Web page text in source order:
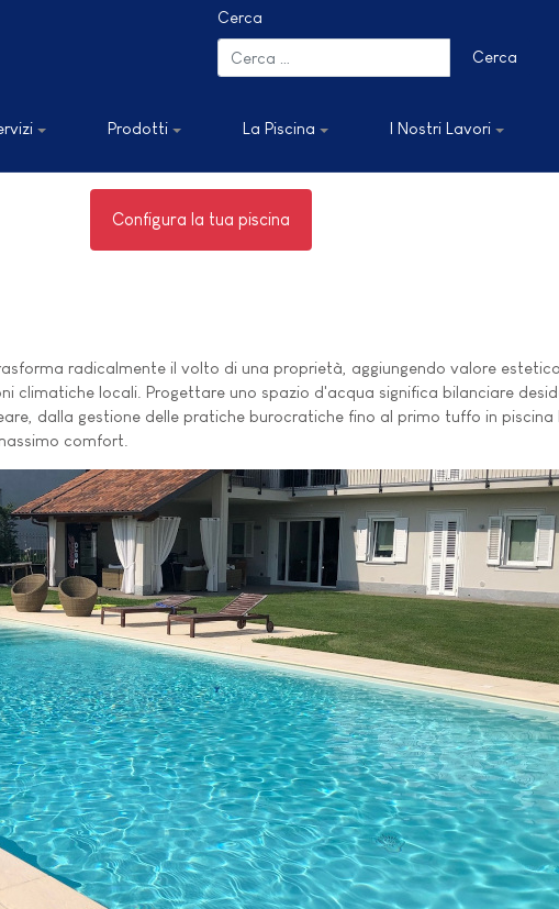
Cerca
Cerca
Prodotti La Piscina I Nostri Lavori
Configura la tua piscina
radicalmente il volto di una proprietà, aggiungendo valore
climatiche locali. Progettare uno spazio d'acqua significa bilanciare
dalla gestione delle pratiche burocratiche fino al primo tuffo in
comfort.